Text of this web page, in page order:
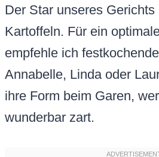
Der Star unseres
Kartoffeln. Für ein
empfehle ich
Annabelle, Linda oder
ihre Form beim Garen,
wunderbar zart.